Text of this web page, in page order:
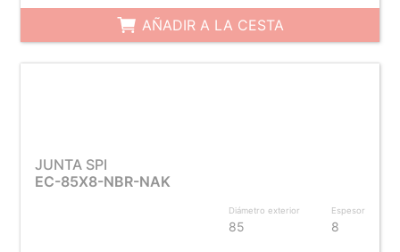
AÑADIR A LA CESTA
JUNTA SPI
EC-85X8-NBR-NAK
Diámetro exterior
85
Espesor
8